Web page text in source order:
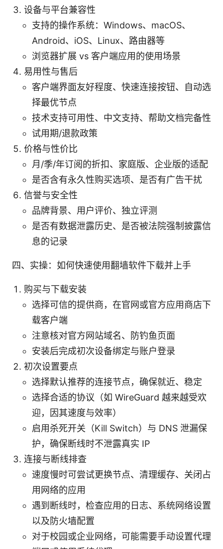
设备与平台兼容性
支持的操作系统：Windows、macOS、
Android、iOS、Linux、路由器等
浏览器扩展 vs 客户端应用的使用场景
易用性与售后
客户端界面友好程度、快速连接按钮、自动选
择最优节点
技术支持可用性、中文支持、帮助文档完备性
试用期/退款政策
价格与性价比
月/季/年订阅的折扣、家庭版、企业版的适配
是否含有永久性购买选项、是否有广告干扰
信誉与安全性
品牌背景、用户评价、独立评测
是否有数据泄露历史、是否被法院强制披露信
息的记录
四、实操：如何快速使用翻墙软件下载并上手
购买与下载安装
选择可信的提供商，在官网或官方应用商店下
载客户端
注意核对官方网站域名、防钓鱼页面
安装后完成初次设备绑定与账户登录
初次设置要点
选择默认推荐的连接节点，确保就近、稳定
选择合适的协议（如 WireGuard 越来越受欢
迎，因其速度与效率）
启用杀死开关（Kill Switch）与 DNS 泄漏保
护，确保断线时不泄露真实 IP
连接与断线排查
速度慢时可尝试更换节点、清理缓存、关闭占
用网络的应用
遇到断线时，检查应用的日志、系统网络设置
以及防火墙配置
对于校园或企业网络，可能需要手动设置代理